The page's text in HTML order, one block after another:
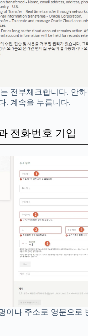
전부체크합니다. 안
. 계속을 누릅니다.
전화번호 기입
이나 주소로 영문으로